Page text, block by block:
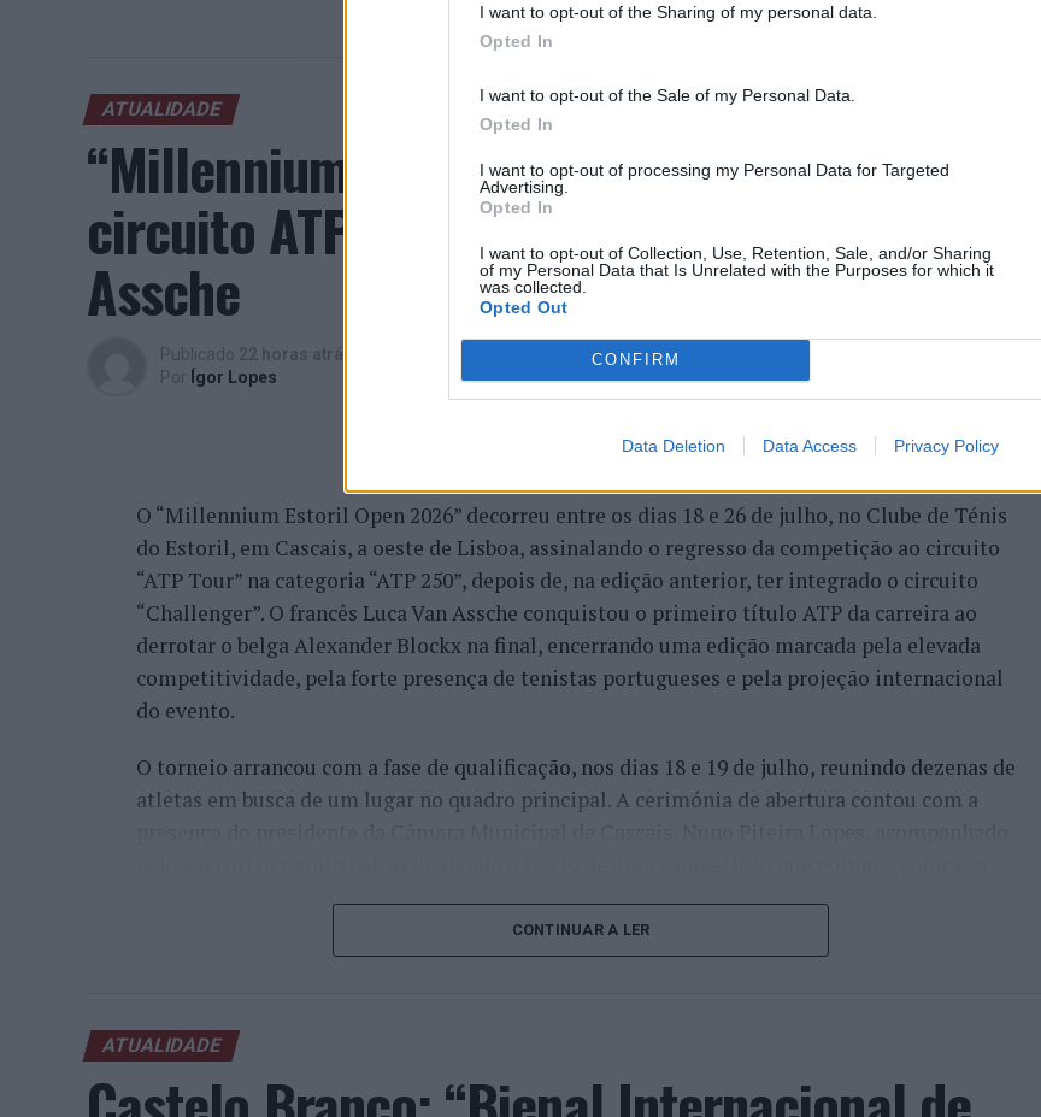
I want to opt-out of the Sharing of my personal data.
Opted In
I want to opt-out of the Sale of my Personal Data.
Opted In
I want to opt-out of processing my Personal Data for Targeted
Advertising.
Opted In
I want to opt-out of Collection, Use, Retention, Sale, and/or Sharing
of my Personal Data that Is Unrelated with the Purposes for which it
was collected.
Opted Out
CONFIRM
Data Deletion Data Access Privacy Policy
ATUALIDADE
“Millennium Estoril Open 2026” regressou ao
circuito ATP com vitória do francês Luca Van
Assche
Publicado 22 horas atrás
Por Ígor Lopes
O “Millennium Estoril Open 2026” decorreu entre os dias 18 e 26 de julho, no Clube de Ténis
do Estoril, em Cascais, a oeste de Lisboa, assinalando o regresso da competição ao circuito
“ATP Tour” na categoria “ATP 250”, depois de, na edição anterior, ter integrado o circuito
“Challenger”. O francês Luca Van Assche conquistou o primeiro título ATP da carreira ao
derrotar o belga Alexander Blockx na final, encerrando uma edição marcada pela elevada
competitividade, pela forte presença de tenistas portugueses e pela projeção internacional
do evento.
O torneio arrancou com a fase de qualificação, nos dias 18 e 19 de julho, reunindo dezenas de
atletas em busca de um lugar no quadro principal. A cerimónia de abertura contou com a
concelho no centro do calendário internacional do ténis.
Apesar das desistências de última hora de jogadores como Casper Ruud (Noruega), Alejandro
pelo italiano Luciano Darderi, pelo chileno Alejandro Tabilo e pelo belga Alexander Blockx.
Um dos momentos mais aguardados da semana foi também o regresso do suíço Stan
CONTINUAR A LER
ATUALIDADE